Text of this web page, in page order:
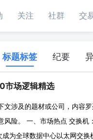
关注 社群 交
标题标签 纪要
市场逻辑精选
文涉及的题材或公司，内容
风险。 一、市场热点 交换
为全球数据中心以太网交